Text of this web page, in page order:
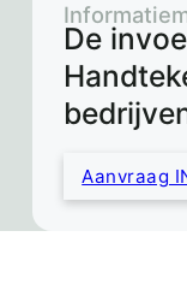
De
Aanvraag